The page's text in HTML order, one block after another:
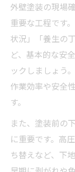
外壁塗装の現場
重要な工程です
状況」「養生の
ど、基本的な安
ックしましょう
作業効率や安全
す。
また、塗装前の
に重要です。高
ち替えなど、下